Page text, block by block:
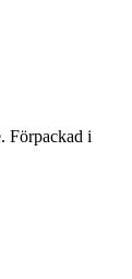
Förpackad i